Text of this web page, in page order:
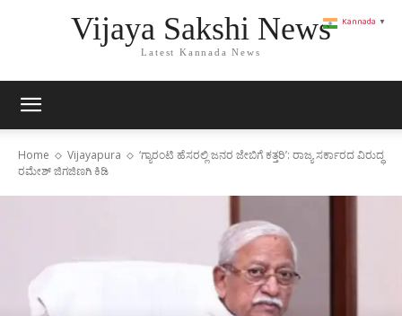
Vijaya Sakshi News
Latest Kannada News
Home Vijayapura
‘ಗ್ಯಾರಂಟಿ ಹೆಸರಲ್ಲಿ ಜನರ ಜೇಬಿಗೆ ಕತ್ತರಿ’: ರಾಜ್ಯ ಸರ್ಕಾರದ ವಿರುದ್ಧ
ರಮೇಶ್ ಜಿಗಜಿಣಗಿ ಕಿಡಿ
Kannada ▼